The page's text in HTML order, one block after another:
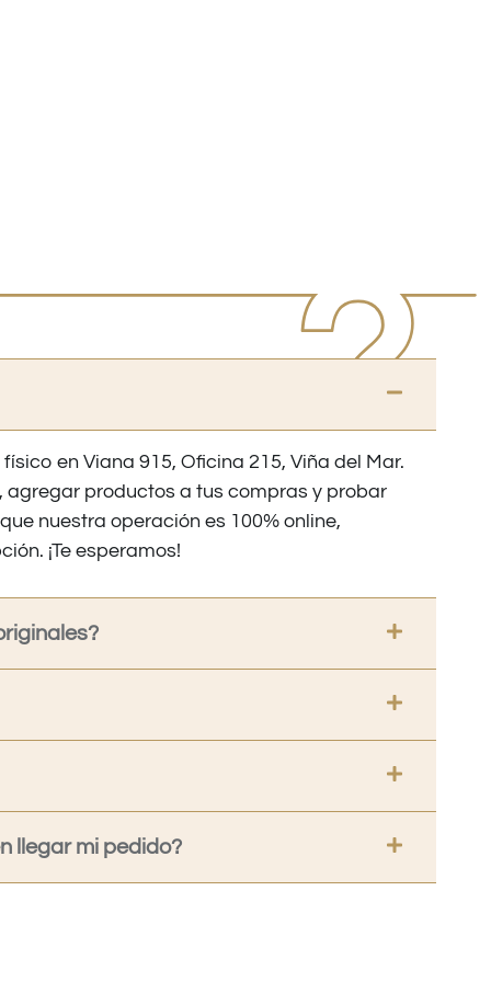
en Viana 915, Oficina 215, Viña del Mar.
agregar productos a tus compras y probar
nuestra operación es 100% online,
¡Te esperamos!
llegar mi pedido?